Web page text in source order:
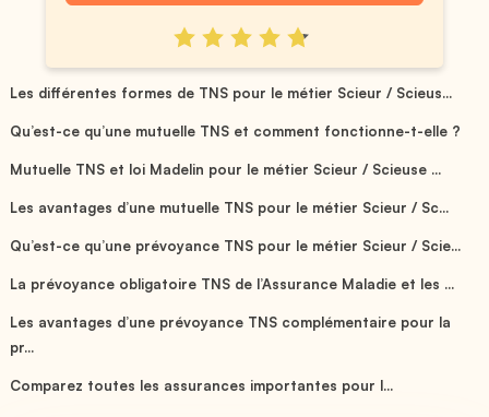
Les différentes formes de TNS pour le métier Scieur / Scieus...
Qu’est-ce qu’une mutuelle TNS et comment fonctionne-t-elle ?
Mutuelle TNS et loi Madelin pour le métier Scieur / Scieuse ...
Les avantages d’une mutuelle TNS pour le métier Scieur / Sc...
Qu’est-ce qu’une prévoyance TNS pour le métier Scieur / Scie...
La prévoyance obligatoire TNS de l’Assurance Maladie et les ...
Les avantages d’une prévoyance TNS complémentaire pour la
pr...
Comparez toutes les assurances importantes pour l...